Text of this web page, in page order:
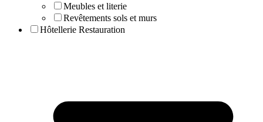
Meubles et literie
Revêtements sols et murs
Hôtellerie Restauration